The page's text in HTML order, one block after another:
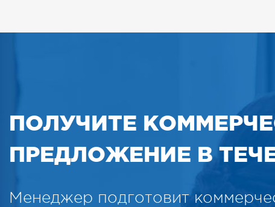
ПОЛУЧИТЕ
ПРЕДЛОЖЕНИЕ В
Менеджер подготовит